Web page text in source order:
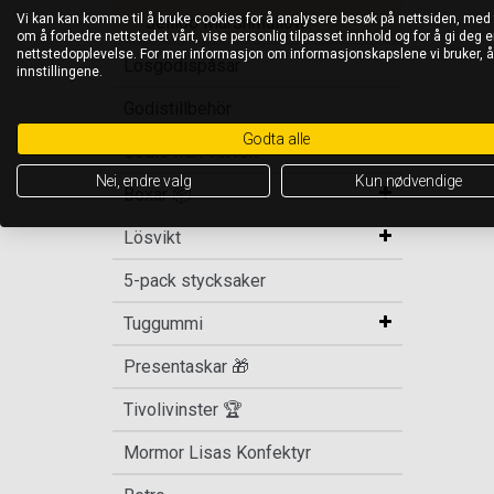
Jellioo Marshmallow
Lösgodispåsar
Godis från TikTok
Boxar 📦
Lösvikt
5-pack stycksaker
Tuggummi
Presentaskar 🎁
Tivolivinster 🏆
Mormor Lisas Konfektyr
Vi kan kan komme til å bruke cookies for å analysere besøk på nettsiden, med
om å forbedre nettstedet vårt, vise personlig tilpasset innhold og for å gi deg
nettstedopplevelse. For mer informasjon om informasjonskapslene vi bruker,
innstillingene.
Godta alle
Nei, endre valg Kun nødvendige